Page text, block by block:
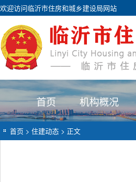
欢迎访问临沂市住房和城乡建设局网站
首页 机构概况
首页 > 住建动态 > 正文